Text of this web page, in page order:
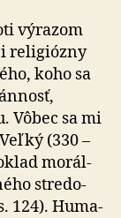
výrazom
re­li­giózny
koho sa
Vôbec sa mi
(330 –
morál­
stre­do­
124). Hu­ma­